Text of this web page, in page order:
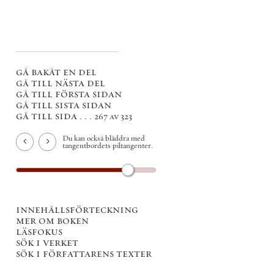
gå bakåt en del
gå till nästa del
gå till första sidan
gå till sista sidan
gå till sida . . . 267 av 323
Du kan också bläddra med
tangentbordets piltangenter.
innehållsförteckning
mer om boken
läsfokus
sök i verket
sök i författarens texter